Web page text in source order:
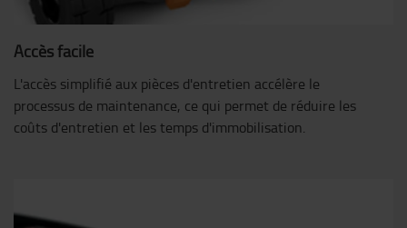
Accès facile
L'accès simplifié aux pièces d'entretien accélère le
processus de maintenance, ce qui permet de réduire les
coûts d'entretien et les temps d'immobilisation.